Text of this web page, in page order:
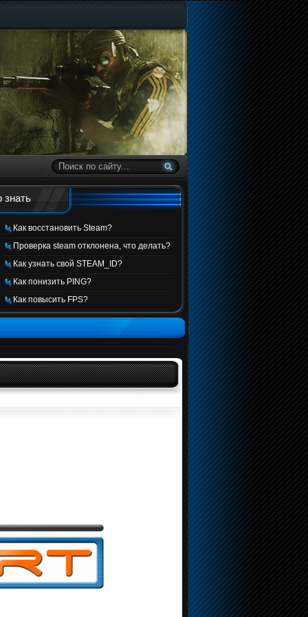
знать
Как восстановить Steam?
Проверка steam отклонена, что делать?
Как узнать свой STEAM_ID?
Как понизить PING?
Как повысить FPS?